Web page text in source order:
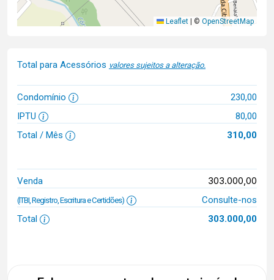
Leaflet © OpenStreetMap
Total para Acessórios valores sujeitos a alteração.
Condomínio
230,00
IPTU
80,00
Total / Mês
310,00
Venda 303.000,00
(ITBI, Registro, Escritura e Certidões)
Consulte-nos
Total
303.000,00